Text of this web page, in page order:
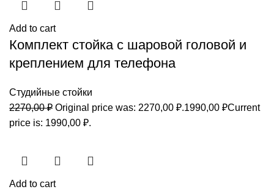
Add to cart
Комплект стойка с шаровой головой и
креплением для телефона
Студийные стойки
2270,00₽ Original price was: 2270,00 ₽.1990,00 ₽Current
price is: 1990,00 ₽.
Add to cart